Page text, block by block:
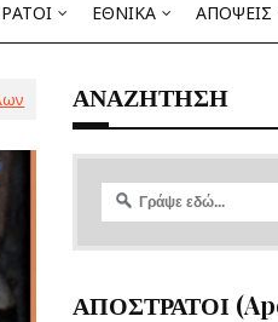
ΕΘΝΙΚΑ ΑΠΟΨΕΙΣ
ΑΝΑΖΗΤΗΣΗ
ΑΠΟΣΤΡΑΤΟΙ